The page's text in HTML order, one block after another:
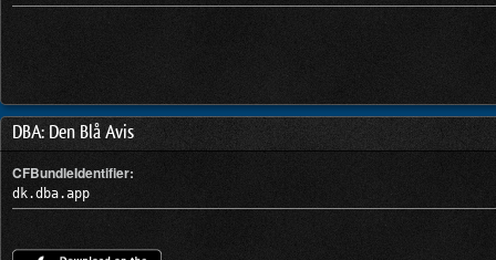
DBA: Den Blå Avis
CFBundleIdentifier:
dk.dba.app